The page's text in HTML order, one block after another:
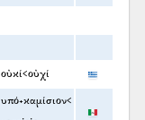
οὐκί<οὐχί
υπό+καμίσιον<